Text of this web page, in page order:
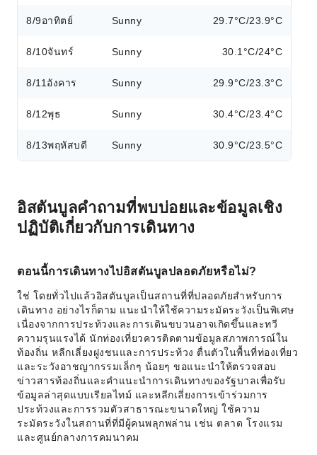
8/9อาทิตย์ Sunny 29.7°C/23.9°C
8/10จันทร์ Sunny 30.1°C/24°C
8/11 อังคาร Sunny 29.9°C/23.3°C
8/12พุธ Sunny 30.4°C/23.4°C
8/13พฤหัสบดี Sunny 30.9°C/23.5°C
อิสตันบูลคำถามที่พบบ่อยและข้อมูลเชิง
ปฏิบัติเกี่ยวกับการเดินทาง
ตอนนี้การเดินทางไปอิสตันบูลปลอดภัยหรือไม่?
ใช่ โดยทั่วไปแล้วอิสตันบูลเป็นสถานที่ที่ปลอดภัยสำหรับการ
เดินทาง อย่างไรก็ตาม แนะนำให้ใช้ความระมัดระวังเป็นพิเศษ
เนื่องจากการประท้วงและการเดินขบวนอาจเกิดขึ้นและทวี
ความรุนแรงได้ นักท่องเที่ยวควรติดตามข้อมูลสภาพการณ์ใน
ท้องถิ่น หลีกเลี่ยงฝูงชนและการประท้วง ตื่นตัวในพื้นที่ท่องเที่ยว
และระวังอาชญากรรมเล็กๆ น้อยๆ ขอแนะนำให้ตรวจสอบ
ข่าวสารท้องถิ่นและคำแนะนำการเดินทางของรัฐบาลเพื่อรับ
ข้อมูลล่าสุดแบบเรียลไทม์ และหลีกเลี่ยงการเข้าร่วมการ
ประท้วงและการรวมตัวสาธารณะขนาดใหญ่ ใช้ความ
ระมัดระวังในสถานที่ที่มีผู้คนพลุกพล่าน เช่น ตลาด โรงแรม
และศูนย์กลางการคมนาคม